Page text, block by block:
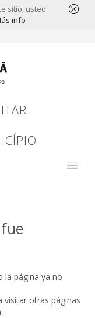
sitio, usted
info
la página ya no
visitar otras páginas